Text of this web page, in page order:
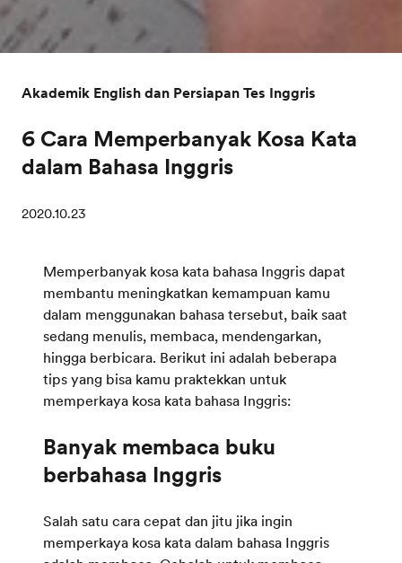
Akademik English dan Persiapan Tes Inggris
6 Cara Memperbanyak Kosa Kata
dalam Bahasa Inggris
2020.10.23
Memperbanyak kosa kata bahasa Inggris dapat
membantu meningkatkan kemampuan kamu
dalam menggunakan bahasa tersebut, baik saat
sedang menulis, membaca, mendengarkan,
hingga berbicara. Berikut ini adalah beberapa
tips yang bisa kamu praktekkan untuk
memperkaya kosa kata bahasa Inggris:
Banyak membaca buku
berbahasa Inggris
Salah satu cara cepat dan jitu jika ingin
memperkaya kosa kata dalam bahasa Inggris